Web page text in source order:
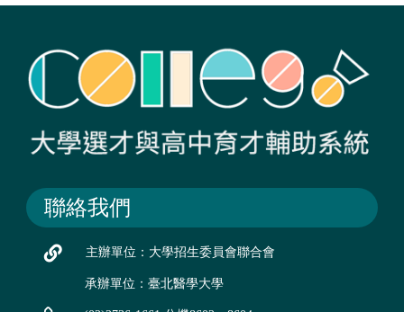
聯絡我們
主辦單位：大學招生委員會聯合會
承辦單位：臺北醫學大學